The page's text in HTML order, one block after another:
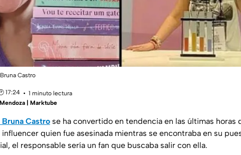
Castro
17:24
1 minuto lectura
| Marktube
Bruna Castro se ha convertido en tendencia en las últimas horas
influencer quien fue asesinada mientras se encontraba en su
el responsable sería un fan que buscaba salir con ella.